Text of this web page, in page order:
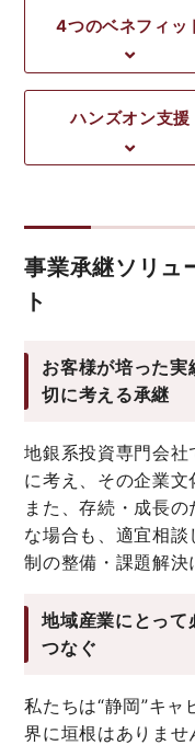
4つのベネフィッ
ハンズオン支援
事業承継ソリュ
ト
お客様が培った
切に考える承継
地銀系投資専門会
に考え、その企業文
また、存続・成長
な場合も、適宜相
制の整備・課題解決
地域産業にとって
つなぐ
私たちは“静岡”キ
界に垣根はありま